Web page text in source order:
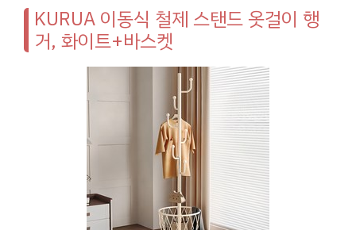
KURUA 이동식 철제 스탠드 옷걸이 행
거, 화이트+바스켓